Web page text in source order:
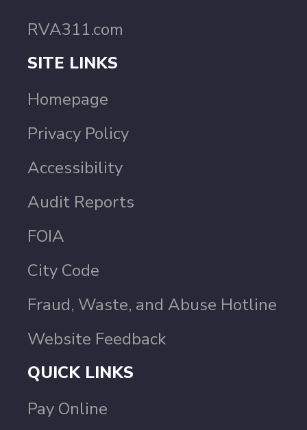
RVA311.com
SITE LINKS
Homepage
Privacy Policy
Accessibility
Audit Reports
FOIA
City Code
Fraud, Waste, and Abuse Hotline
Website Feedback
QUICK LINKS
Pay Online